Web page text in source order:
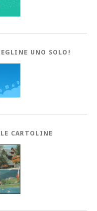
UNO SOLO!
CARTOLINE